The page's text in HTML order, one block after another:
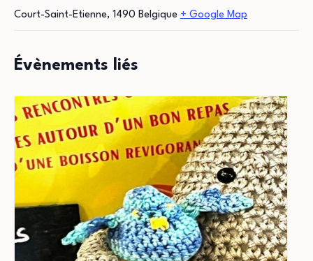
Court-Saint-Etienne, 1490 Belgique + Google Map
Évènements liés